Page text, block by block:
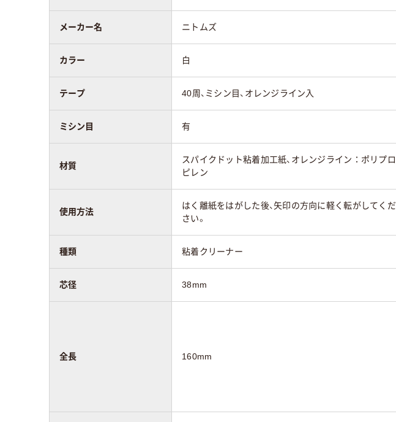
メーカー名 ニトムズ
カラー 白
テープ 40周、ミシン目、オレンジライン入
ミシン目 有
材質
スパイクドット粘着加工紙、オレンジライン：ポリプロ
ピレン
使用方法
はく離紙をはがした後、矢印の方向に軽く転がしてくだ
さい。
種類 粘着クリーナー
芯径 38mm
全長 160mm